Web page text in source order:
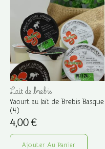
Lait de brebis
Yaourt au lait de Brebis Basque
(4)
4,00€
Ajouter Au Panier